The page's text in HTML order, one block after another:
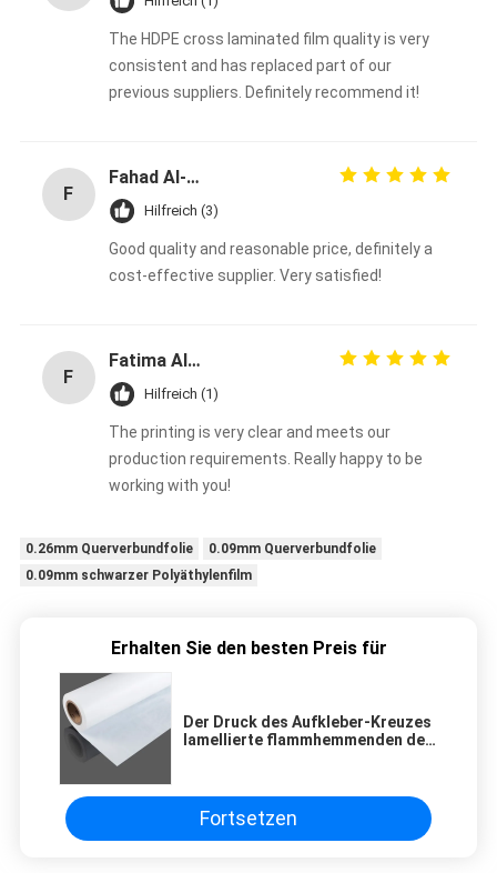
The HDPE cross laminated film quality is very
consistent and has replaced part of our
previous suppliers. Definitely recommend it!
F
Fahad Al-Sabah
Hilfreich (3)
Good quality and reasonable price, definitely a
cost-effective supplier. Very satisfied!
F
Fatima Al-Nuaimi
Hilfreich (1)
The printing is very clear and meets our
production requirements. Really happy to be
working with you!
0.26mm Querverbundfolie
0.09mm Querverbundfolie
0.09mm schwarzer Polyäthylenfilm
Erhalten Sie den besten Preis für
Der Druck des Aufkleber-Kreuzes
lamellierte flammhemmenden den
Fortsetzen